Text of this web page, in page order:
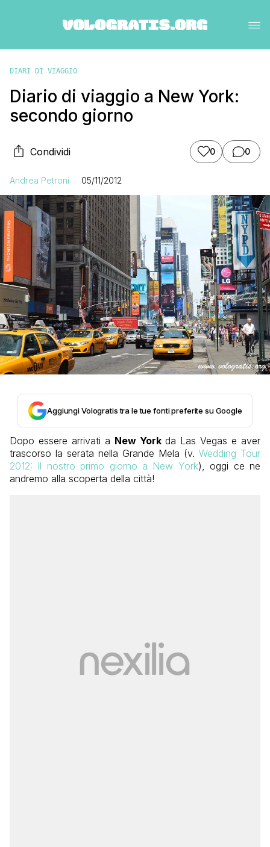
DIARI DI VIAGGIO
Diario di viaggio a New York:
secondo giorno
Condividi 0 0
Andrea Petroni 05/11/2012
Aggiungi Vologratis tra le tue fonti preferite su Google
Dopo essere arrivati a New Yorkda Las Vegas e aver
trascorso la serata nella Grande Mela (v. Wedding Tour
2012: Il nostro primo giorno a New York), oggi ce ne
andremo alla scoperta della città!